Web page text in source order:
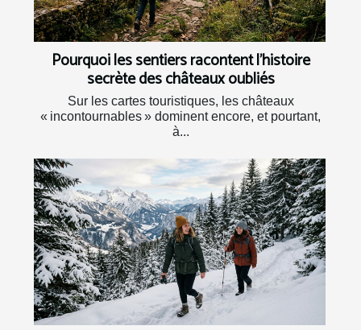
Pourquoi les sentiers racontent l’histoire
secrète des châteaux oubliés
Sur les cartes touristiques, les châteaux
« incontournables » dominent encore, et pourtant,
à...